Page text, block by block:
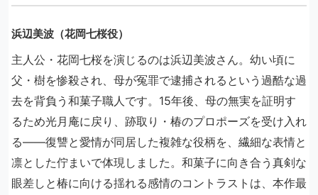
浜辺美波（花岡七桜役）
主人公・花岡七桜を演じるのは浜辺美波さん。幼い頃に
父・樹を惨殺され、母が冤罪で逮捕されるという過酷な過
去を背負う和菓子職人です。15年後、母の無実を証明す
るため光月庵に戻り、跡取り・椿のプロポーズを受け入れ
る——復讐と愛情が同居した複雑な役柄を、繊細な表情と
凛とした佇まいで体現しました。和菓子に向き合う真剣な
眼差しと椿に向ける揺れる感情のコントラストは、本作最